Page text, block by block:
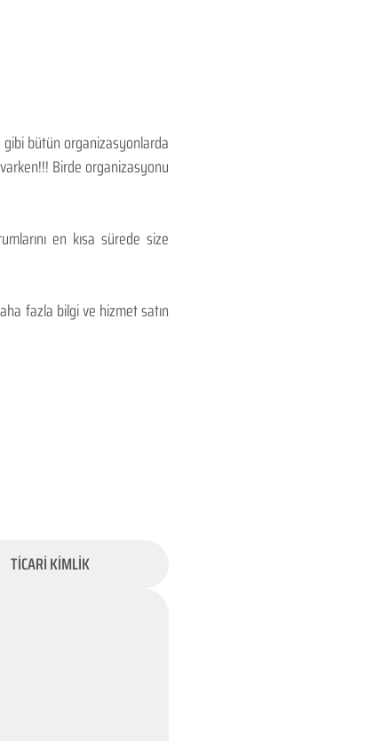
gibi bütün organizasyonlarda
Birde organizasyonu
en kısa sürede size
fazla bilgi ve hizmet satın
TİCARİ KİMLİK